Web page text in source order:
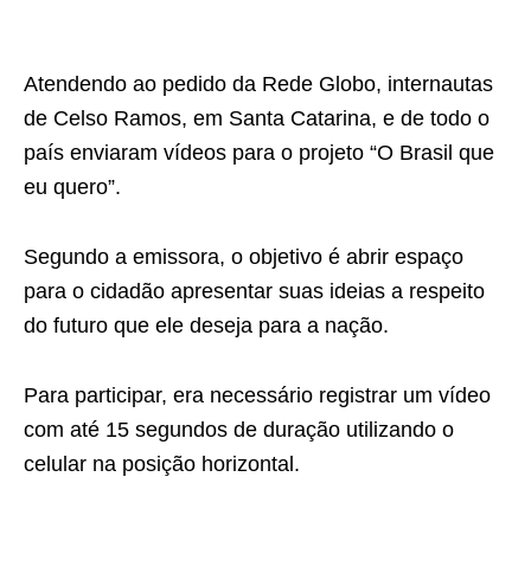
Atendendo ao pedido da Rede Globo, internautas
de Celso Ramos, em Santa Catarina, e de todo o
país enviaram vídeos para o projeto “O Brasil que
eu quero”.
Segundo a emissora, o objetivo é abrir espaço
para o cidadão apresentar suas ideias a respeito
do futuro que ele deseja para a nação.
Para participar, era necessário registrar um vídeo
com até 15 segundos de duração utilizando o
celular na posição horizontal.